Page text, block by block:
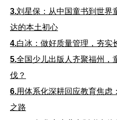
3.刘星保：从中国童书到世界
达的本土初心
4.白冰：做好质量管理，夯实
5.全国少儿出版人齐聚福州，
伐？
6.用体系化深耕回应教育焦虑
之路